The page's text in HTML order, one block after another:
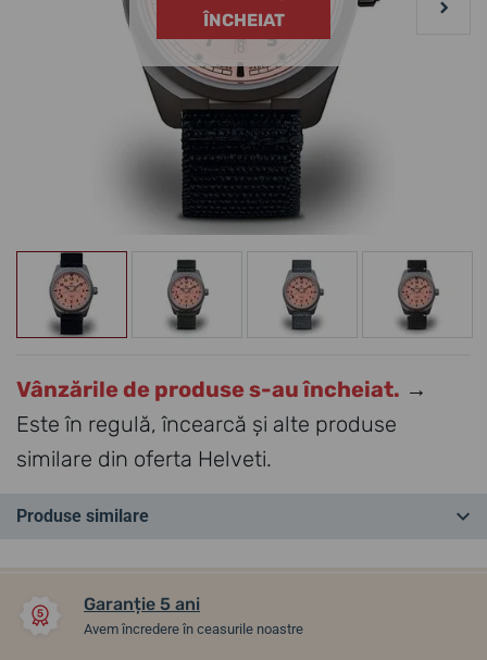
ÎNCHEIAT
Vânzările de produse s-au încheiat. →
Este în regulă, încearcă și alte produse
similare din oferta Helveti.
Produse similare
Garanție 5 ani
Avem încredere în ceasurile noastre